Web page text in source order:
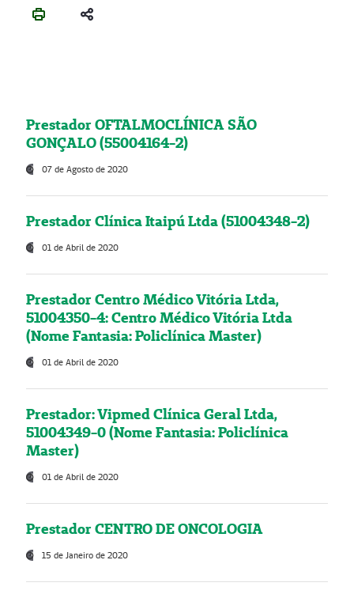
Prestador OFTALMOCLÍNICA SÃO
GONÇALO (55004164-2)
07 de Agosto de 2020
Prestador Clínica Itaipú Ltda (51004348-2)
01 de Abril de 2020
Prestador Centro Médico Vitória Ltda,
51004350-4: Centro Médico Vitória Ltda
(Nome Fantasia: Policlínica Master)
01 de Abril de 2020
Prestador: Vipmed Clínica Geral Ltda,
51004349-0 (Nome Fantasia: Policlínica
Master)
01 de Abril de 2020
Prestador CENTRO DE ONCOLOGIA
15 de Janeiro de 2020